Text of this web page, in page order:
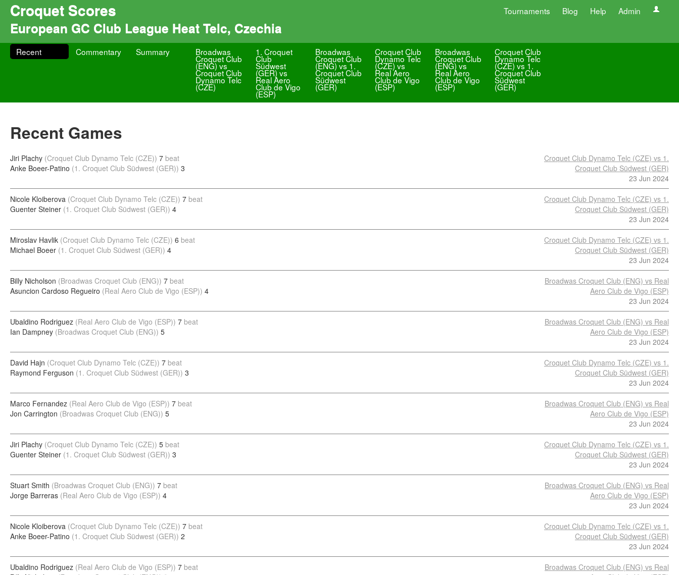
Croquet Scores Tournaments Blog Help Admin
European GC Club League Heat Telc, Czechia
Recent Commentary Summary Broadwas
Croquet Club
(ENG) vs
Croquet Club
Dynamo Telc
(CZE)
1. Croquet
Club
Südwest
(GER) vs
Real Aero
Club de Vigo
(ESP)
Broadwas
Croquet Club
(ENG) vs 1.
Croquet Club
Südwest
(GER)
Croquet Club
Dynamo Telc
(CZE) vs
Real Aero
Club de Vigo
(ESP)
Broadwas
Croquet Club
(ENG) vs
Real Aero
Club de Vigo
(ESP)
Croquet Club
Dynamo Telc
(CZE) vs 1.
Croquet Club
Südwest
(GER)
Recent Games
Jiri Plachy (Croquet Club Dynamo Telc (CZE)) 7 beat
Anke Boeer-Patino (1. Croquet Club Südwest (GER)) 3
Croquet Club Dynamo Telc (CZE) vs 1.
Croquet Club Südwest (GER)
23 Jun 2024
Nicole Kloiberova (Croquet Club Dynamo Telc (CZE)) 7 beat
Guenter Steiner (1. Croquet Club Südwest (GER)) 4
Croquet Club Dynamo Telc (CZE) vs 1.
Croquet Club Südwest (GER)
23 Jun 2024
Miroslav Havlik (Croquet Club Dynamo Telc (CZE)) 6 beat
Michael Boeer (1. Croquet Club Südwest (GER)) 4
Croquet Club Dynamo Telc (CZE) vs 1.
Croquet Club Südwest (GER)
23 Jun 2024
Billy Nicholson (Broadwas Croquet Club (ENG)) 7 beat
Asuncion Cardoso Regueiro (Real Aero Club de Vigo (ESP)) 4
Broadwas Croquet Club (ENG) vs Real
Aero Club de Vigo (ESP)
23 Jun 2024
Ubaldino Rodriguez (Real Aero Club de Vigo (ESP)) 7 beat
Ian Dampney (Broadwas Croquet Club (ENG)) 5
Broadwas Croquet Club (ENG) vs Real
Aero Club de Vigo (ESP)
23 Jun 2024
David Hajn (Croquet Club Dynamo Telc (CZE)) 7 beat
Raymond Ferguson (1. Croquet Club Südwest (GER)) 3
Croquet Club Dynamo Telc (CZE) vs 1.
Croquet Club Südwest (GER)
23 Jun 2024
Marco Fernandez (Real Aero Club de Vigo (ESP)) 7 beat
Jon Carrington (Broadwas Croquet Club (ENG)) 5
Broadwas Croquet Club (ENG) vs Real
Aero Club de Vigo (ESP)
23 Jun 2024
Jiri Plachy (Croquet Club Dynamo Telc (CZE)) 5 beat
Guenter Steiner (1. Croquet Club Südwest (GER)) 3
Croquet Club Dynamo Telc (CZE) vs 1.
Croquet Club Südwest (GER)
23 Jun 2024
Stuart Smith (Broadwas Croquet Club (ENG)) 7 beat
Jorge Barreras (Real Aero Club de Vigo (ESP)) 4
Broadwas Croquet Club (ENG) vs Real
Aero Club de Vigo (ESP)
23 Jun 2024
Nicole Kloiberova (Croquet Club Dynamo Telc (CZE)) 7 beat
Anke Boeer-Patino (1. Croquet Club Südwest (GER)) 2
Croquet Club Dynamo Telc (CZE) vs 1.
Croquet Club Südwest (GER)
23 Jun 2024
Ubaldino Rodriguez (Real Aero Club de Vigo (ESP)) 7 beat
Broadwas Croquet Club (ENG) vs Real